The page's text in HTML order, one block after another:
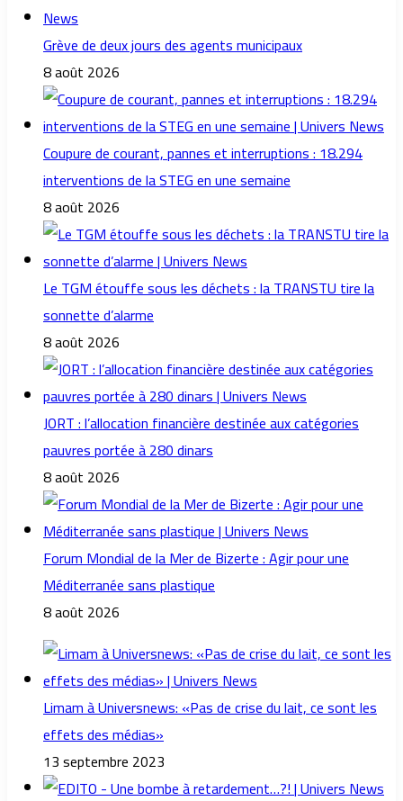
Grève de deux jours des agents municipaux
8 août 2026
Coupure de courant, pannes et interruptions : 18.294
interventions de la STEG en une semaine
8 août 2026
Le TGM étouffe sous les déchets : la TRANSTU tire la
sonnette d’alarme
8 août 2026
JORT : l’allocation financière destinée aux catégories
pauvres portée à 280 dinars
8 août 2026
Forum Mondial de la Mer de Bizerte : Agir pour une
Méditerranée sans plastique
8 août 2026
Limam à Universnews: «Pas de crise du lait, ce sont les
effets des médias»
13 septembre 2023